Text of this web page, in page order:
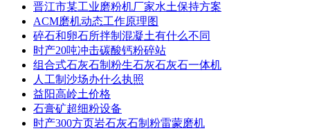
晋江市某工业磨粉机厂家水土保持方案
ACM磨机动态工作原理图
碎石和卵石所拌制混凝土有什么不同
时产20吨冲击碳酸钙粉碎站
组合式石灰石制粉生石灰石灰石一体机
人工制沙场办什么执照
益阳高岭土价格
石膏矿超细粉设备
时产300方页岩石灰石制粉雷蒙磨机